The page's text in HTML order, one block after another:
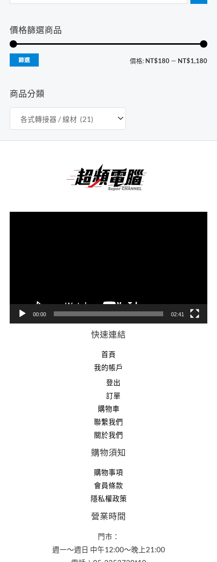
價格篩選商品
最
最
篩選 價格: NT$180 — NT$1,180
商品分類
00:00 02:41
快速連結
首頁
我的帳戶
登出
訂單
購物車
聯繫我們
關於我們
購物須知
購物事項
會員條款
隱私權政策
營業時間
門市：
週一～週日 中午12:00～晚上21:00